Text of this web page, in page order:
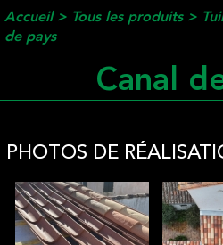
Accueil> Tous les produits>
de pays
Canal
PHOTOS DE